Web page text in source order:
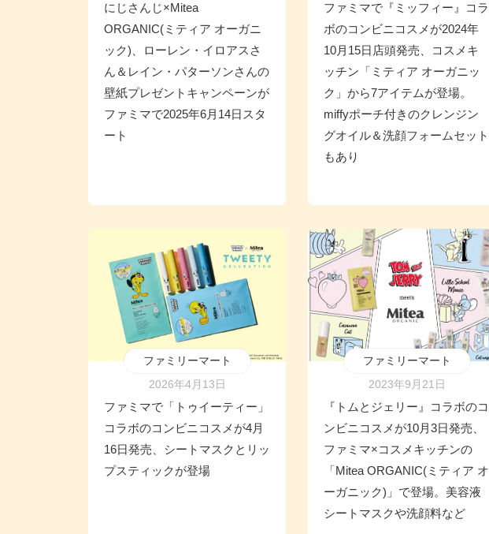
にじさんじ×Mitea
ORGANIC(ミティア オーガニ
ック)、ローレン・イロアスさ
ん＆レイン・パターソンさんの
壁紙プレゼントキャンペーンが
ファミマで2025年6月14日スタ
ート
ファミマで『ミッフィー』コラ
ボのコンビニコスメが2024年
10月15日店頭発売、コスメキ
ッチン「ミティア オーガニッ
ク」から7アイテムが登場。
miffyポーチ付きのクレンジン
グオイル＆洗顔フォームセット
もあり
ファミリーマート
2026年4月13日
ファミマで「トゥイーティー」
コラボのコンビニコスメが4月
16日発売、シートマスクとリッ
プスティックが登場
ファミリーマート
2023年9月21日
『トムとジェリー』コラボのコ
ンビニコスメが10月3日発売、
ファミマ×コスメキッチンの
「Mitea ORGANIC(ミティア オ
ーガニック)」で登場。美容液
シートマスクや洗顔料など